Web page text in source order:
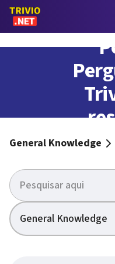
General Knowledge
General Knowledge